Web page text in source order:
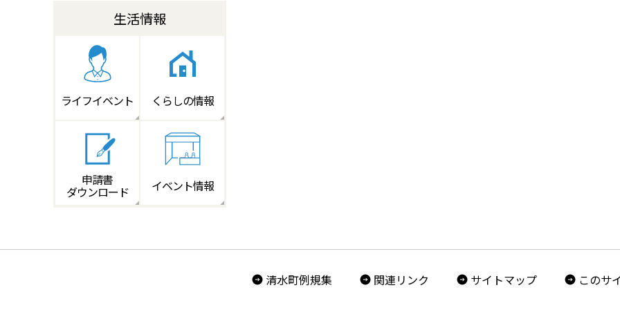
生活情報
ライフイベント くらしの情報
申請書
ダウンロード イベント情報
清水町例規集 関連リンク サイトマップ このサ